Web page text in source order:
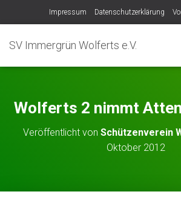
Impressum Datenschutzerklärung
SV Immergrün Wolferts e.V.
Wolferts 2 nimmt
Veröffentlicht von Schützenverein
Oktober 2012